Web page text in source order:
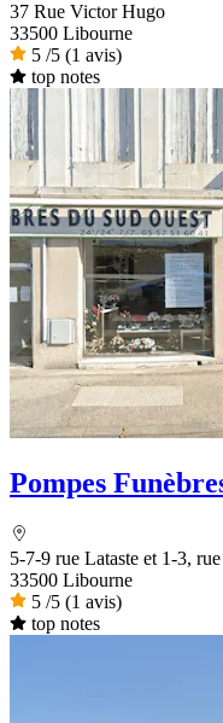
37 Rue Victor Hugo
33500 Libourne
5 /5 (1 avis)
top notes
Pompes
5-7-9 rue Lataste et 1-3,
33500 Libourne
5 /5 (1 avis)
top notes